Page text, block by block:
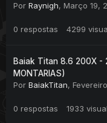
Por Raynigh, Março 19,
0 respostas 4299
Baiak Titan 8.6 200X -
MONTARIAS)
Por BaiakTitan,
0 respostas 1933